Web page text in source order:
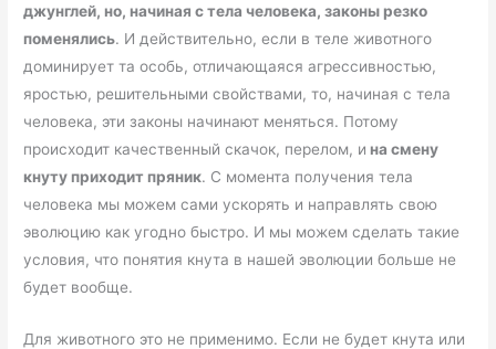
джунглей, но, начиная с тела человека, законы резко
поменялись. И действительно, если в теле животного
доминирует та особь, отличающаяся агрессивностью,
яростью, решительными свойствами, то, начиная с тела
человека, эти законы начинают меняться. Потому
происходит качественный скачок, перелом, и на смену
кнуту приходит пряник. С момента получения тела
человека мы можем сами ускорять и направлять свою
эволюцию как угодно быстро. И мы можем сделать такие
условия, что понятия кнута в нашей эволюции больше не
будет вообще.
Для животного это не применимо. Если не будет кнута или